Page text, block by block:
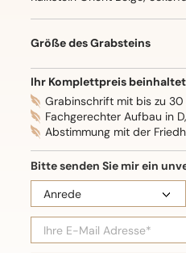
Oberflächenbearbeitung:
Größe des Grabsteins
Ihr Komplettpreis
Grabinschrift mit bis zu 30
Fachgerechter Aufbau in
Abstimmung mit der